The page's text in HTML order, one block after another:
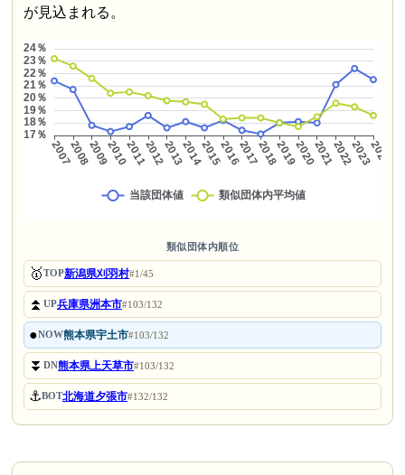
が見込まれる。
類似団体内順位
🥇TOP新潟県刈羽村#1/45
⏫UP兵庫県洲本市#103/132
●NOW熊本県宇土市#103/132
⏬DN熊本県上天草市#103/132
⚓BOT北海道夕張市#132/132